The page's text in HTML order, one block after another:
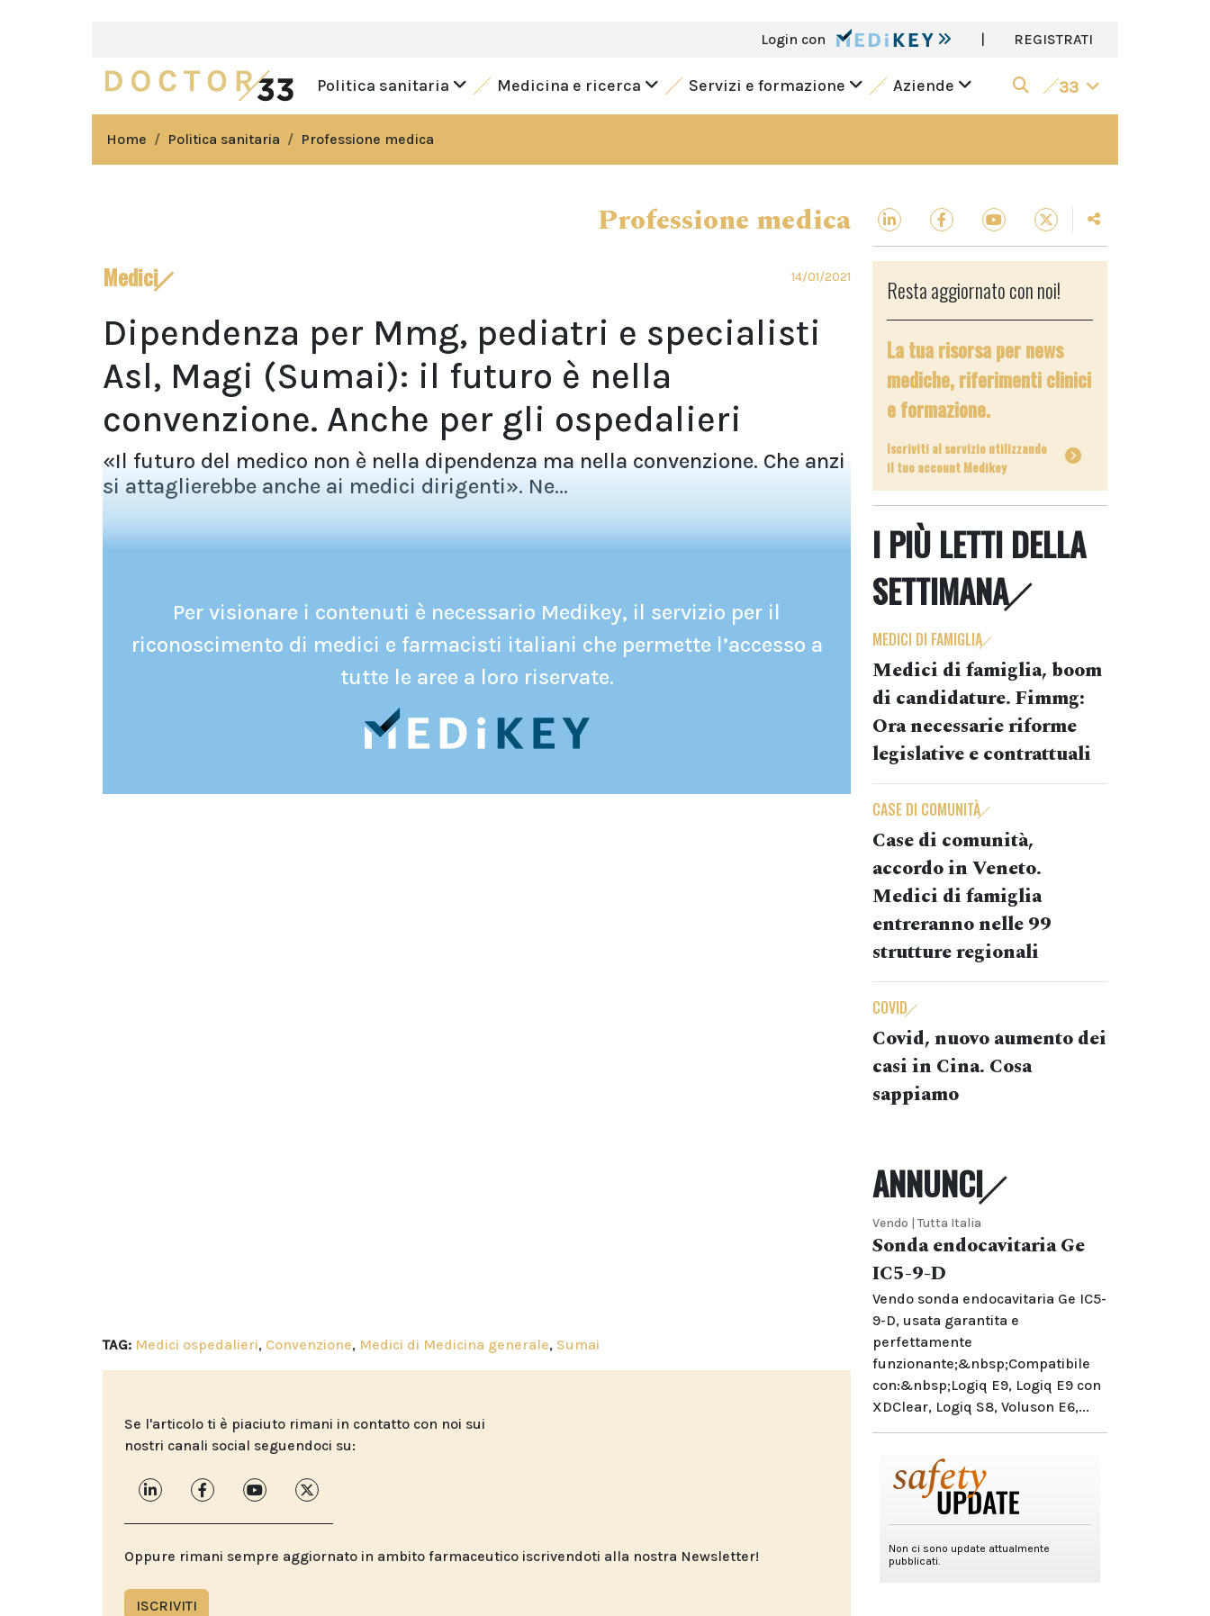
Login con | REGISTRATI
Politica sanitaria Medicina e ricerca Servizi e formazione Aziende 33
Home Politica sanitaria Professione medica
Professione medica
Medici 14/01/2021
Dipendenza per Mmg, pediatri e specialisti
Asl, Magi (Sumai): il futuro è nella
convenzione. Anche per gli ospedalieri
«Il futuro del medico non è nella dipendenza ma nella convenzione. Che anzi
si attaglierebbe anche ai medici dirigenti». Ne...
Per visionare i contenuti è necessario Medikey, il servizio per il
riconoscimento di medici e farmacisti italiani che permette l’accesso a
tutte le aree a loro riservate.
TAG: Medici ospedalieri, Convenzione, Medici di Medicina generale, Sumai
Se l'articolo ti è piaciuto rimani in contatto con noi sui
nostri canali social seguendoci su:
Oppure rimani sempre aggiornato in ambito farmaceutico iscrivendoti alla nostra Newsletter!
ISCRIVITI
Resta aggiornato con noi!
La tua risorsa per news
mediche, riferimenti clinici
e formazione.
Iscriviti al servizio utilizzando
il tuo account Medikey
I PIÙ LETTI DELLA
SETTIMANA
MEDICI DI FAMIGLIA
Medici di famiglia, boom
di candidature. Fimmg:
Ora necessarie riforme
legislative e contrattuali
CASE DI COMUNITÀ
Case di comunità,
accordo in Veneto.
Medici di famiglia
entreranno nelle 99
strutture regionali
COVID
Covid, nuovo aumento dei
casi in Cina. Cosa
sappiamo
ANNUNCI
Vendo | Tutta Italia
Sonda endocavitaria Ge
IC5-9-D
Vendo sonda endocavitaria Ge IC5-
9-D, usata garantita e
perfettamente
funzionante;&nbsp;Compatibile
con:&nbsp;Logiq E9, Logiq E9 con
XDClear, Logiq S8, Voluson E6,...